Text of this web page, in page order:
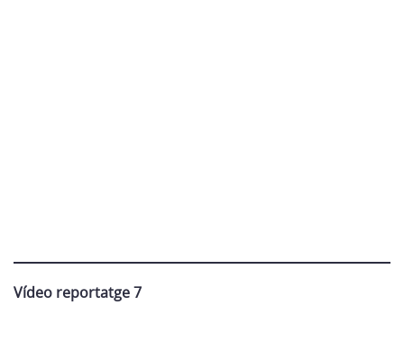
Vídeo reportatge 7